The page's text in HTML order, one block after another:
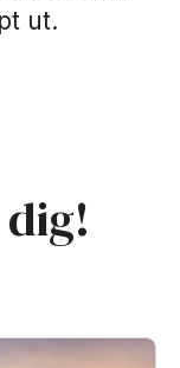
ut.